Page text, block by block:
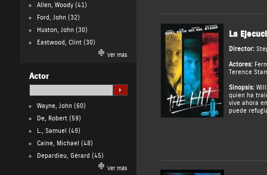
Allen, Woody(41)
Ford, John(32)
Huston, John(30)
Eastwood, Clint(30)
Ver más
Actor
Wayne, John(60)
De, Robert(59)
L., Samuel (49)
Caine, Michael (48)
Depardieu, Gérard (45)
Ver más
La
Director:
Actores:
Terence
Sinopsis:
quien ha
vive ahora
puede